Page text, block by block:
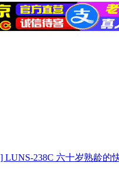
LUNS-238C 六十岁熟龄的